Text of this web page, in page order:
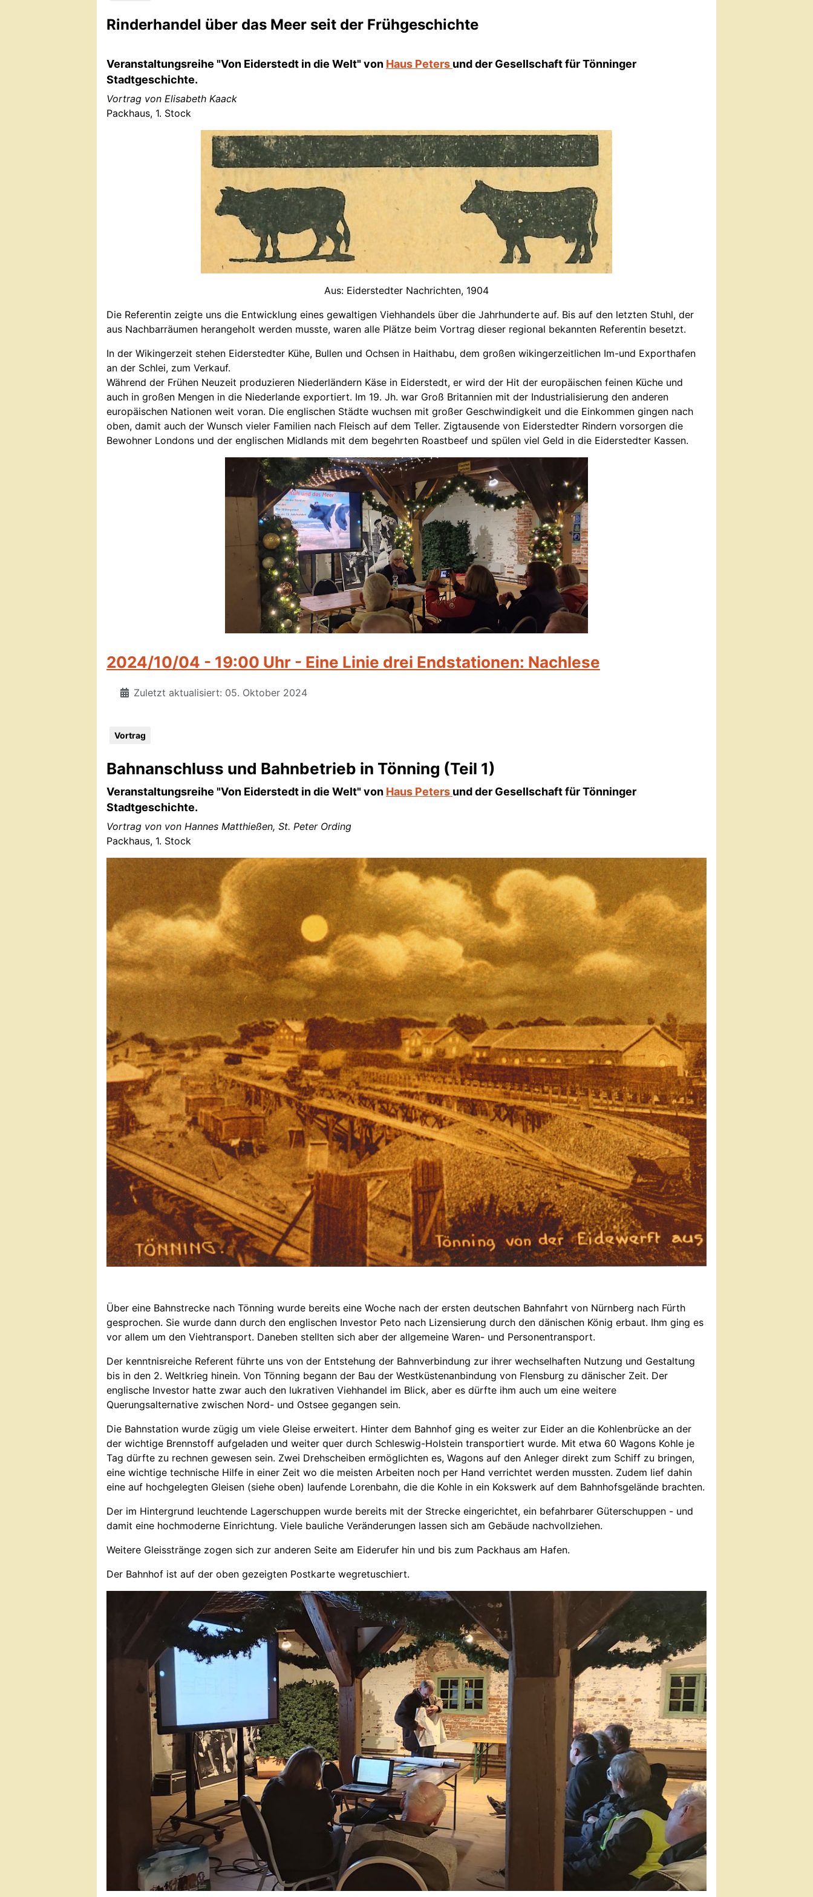
Rinderhandel über das Meer seit der Frühgeschichte
Veranstaltungsreihe "Von Eiderstedt in die Welt" von Haus Peters und der Gesellschaft für Tönninger
Stadtgeschichte.
Vortrag von Elisabeth Kaack
Packhaus, 1. Stock
Aus: Eiderstedter Nachrichten, 1904
Die Referentin zeigte uns die Entwicklung eines gewaltigen Viehhandels über die Jahrhunderte auf. Bis auf den letzten Stuhl, der
aus Nachbarräumen herangeholt werden musste, waren alle Plätze beim Vortrag dieser regional bekannten Referentin besetzt.
In der Wikingerzeit stehen Eiderstedter Kühe, Bullen und Ochsen in Haithabu, dem großen wikingerzeitlichen Im-und Exporthafen
an der Schlei, zum Verkauf.
Während der Frühen Neuzeit produzieren Niederländern Käse in Eiderstedt, er wird der Hit der europäischen feinen Küche und
auch in großen Mengen in die Niederlande exportiert. Im 19. Jh. war Groß Britannien mit der Industrialisierung den anderen
europäischen Nationen weit voran. Die englischen Städte wuchsen mit großer Geschwindigkeit und die Einkommen gingen nach
oben, damit auch der Wunsch vieler Familien nach Fleisch auf dem Teller. Zigtausende von Eiderstedter Rindern vorsorgen die
Bewohner Londons und der englischen Midlands mit dem begehrten Roastbeef und spülen viel Geld in die Eiderstedter Kassen.
2024/10/04 - 19:00 Uhr - Eine Linie drei Endstationen: Nachlese
Zuletzt aktualisiert: 05. Oktober 2024
Vortrag
Bahnanschluss und Bahnbetrieb in Tönning (Teil 1)
Veranstaltungsreihe "Von Eiderstedt in die Welt" von Haus Peters und der Gesellschaft für Tönninger
Stadtgeschichte.
Vortrag von von Hannes Matthießen, St. Peter Ording
Packhaus, 1. Stock
Über eine Bahnstrecke nach Tönning wurde bereits eine Woche nach der ersten deutschen Bahnfahrt von Nürnberg nach Fürth
gesprochen. Sie wurde dann durch den englischen Investor Peto nach Lizensierung durch den dänischen König erbaut. Ihm ging es
vor allem um den Viehtransport. Daneben stellten sich aber der allgemeine Waren- und Personentransport.
Der kenntnisreiche Referent führte uns von der Entstehung der Bahnverbindung zur ihrer wechselhaften Nutzung und Gestaltung
bis in den 2. Weltkrieg hinein. Von Tönning begann der Bau der Westküstenanbindung von Flensburg zu dänischer Zeit. Der
englische Investor hatte zwar auch den lukrativen Viehhandel im Blick, aber es dürfte ihm auch um eine weitere
Querungsalternative zwischen Nord- und Ostsee gegangen sein.
Die Bahnstation wurde zügig um viele Gleise erweitert. Hinter dem Bahnhof ging es weiter zur Eider an die Kohlenbrücke an der
der wichtige Brennstoff aufgeladen und weiter quer durch Schleswig-Holstein transportiert wurde. Mit etwa 60 Wagons Kohle je
Tag dürfte zu rechnen gewesen sein. Zwei Drehscheiben ermöglichten es, Wagons auf den Anleger direkt zum Schiff zu bringen,
eine wichtige technische Hilfe in einer Zeit wo die meisten Arbeiten noch per Hand verrichtet werden mussten. Zudem lief dahin
eine auf hochgelegten Gleisen (siehe oben) laufende Lorenbahn, die die Kohle in ein Kokswerk auf dem Bahnhofsgelände brachten.
Der im Hintergrund leuchtende Lagerschuppen wurde bereits mit der Strecke eingerichtet, ein befahrbarer Güterschuppen - und
damit eine hochmoderne Einrichtung. Viele bauliche Veränderungen lassen sich am Gebäude nachvollziehen.
Weitere Gleisstränge zogen sich zur anderen Seite am Eiderufer hin und bis zum Packhaus am Hafen.
Der Bahnhof ist auf der oben gezeigten Postkarte wegretuschiert.